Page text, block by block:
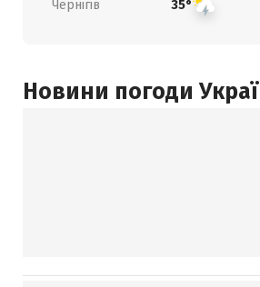
Чернігів 35°
Новини погоди